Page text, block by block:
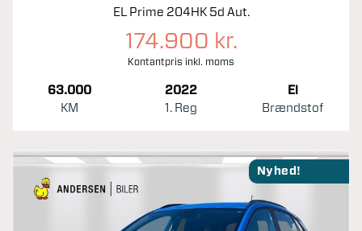
EL Prime 204HK 5d Aut.
174.900 kr.
Kontantpris inkl. moms
63.000
KM
2022
1. Reg
El
Brændstof
Nyhed!